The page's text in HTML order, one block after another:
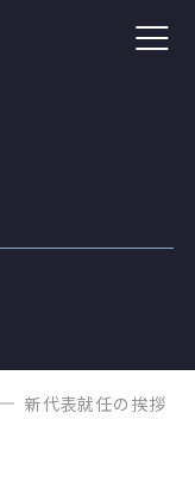
新代表就任の挨拶